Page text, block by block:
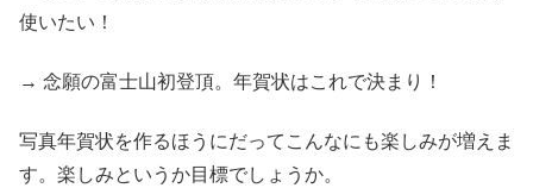
使いたい！
→ 念願の富士山初登頂。年賀状はこれで決まり！
写真年賀状を作るほうにだってこんなにも楽しみが増えま
す。楽しみというか目標でしょうか。